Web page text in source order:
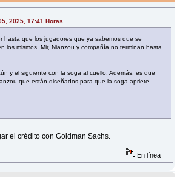
2025, 17:41 Horas
hasta que los jugadores que ya sabemos que se
los mismos. Mir, Nianzou y compañía no terminan hasta
y el siguiente con la soga al cuello. Además, es que
que están diseñados para que la soga apriete
el crédito con Goldman Sachs.
En línea